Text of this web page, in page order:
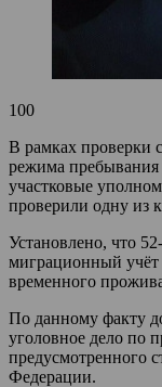
100
В рамках проверки
режима пребывания
участковые
проверили одну из
Установлено, что
миграционный учёт
временного
По данному факту
уголовное дело по
предусмотренного
Федерации.